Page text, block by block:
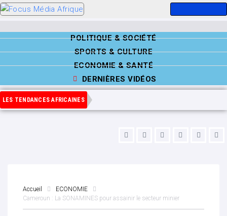
POLITIQUE & SOCIÉTÉ
SPORTS & CULTURE
ECONOMIE & SANTÉ
DERNIÈRES VIDÉOS
LES TENDANCES AFRICAINES
Accueil
ECONOMIE
Cameroun : La SONAMINES pour assainir le secteur minier